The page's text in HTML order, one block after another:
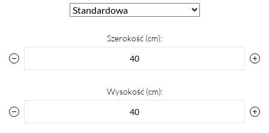
Szerokość (cm):
Wysokość (cm):